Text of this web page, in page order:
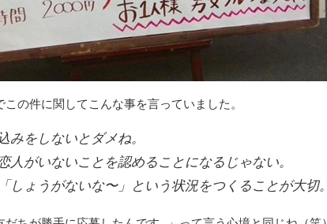
の件に関してこんな事を言っていました。
みをしないとダメね。
人がいないことを認めることになるじゃない。
しょうがないな〜」という状況をつくることが大切。